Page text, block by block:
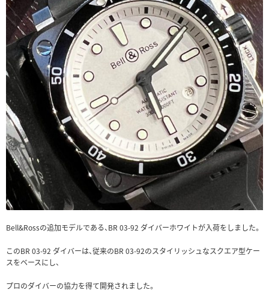
Bell&Rossの追加モデルである、BR 03-92 ダイバーホワイトが入荷をしました。
このBR 03-92 ダイバーは、従来のBR 03-92のスタイリッシュなスクエア型ケー
スをベースにし、
プロのダイバーの協力を得て開発されました。